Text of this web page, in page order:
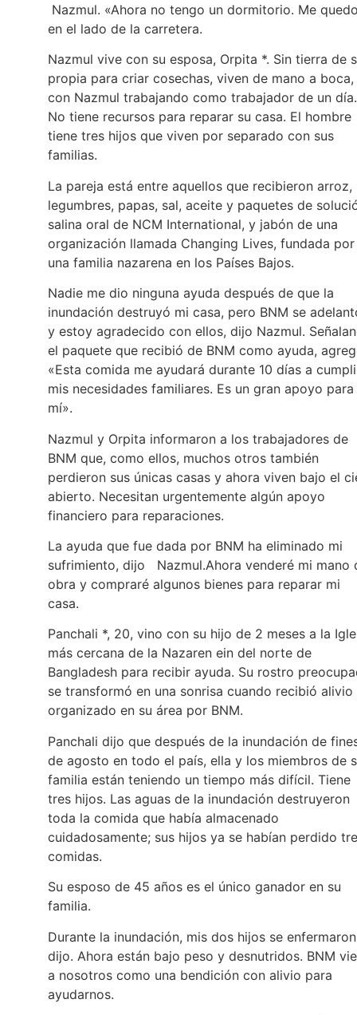
Nazmul. «Ahora no tengo un dormitorio. Me
en el lado de la carretera.
Nazmul vive con su esposa, Orpita *. Sin tierra de
propia para criar cosechas, viven de mano a boca,
con Nazmul trabajando como trabajador de un día.
No tiene recursos para reparar su casa. El hombre
tiene tres hijos que viven por separado con sus
familias.
La pareja está entre aquellos que recibieron arroz,
legumbres, papas, sal, aceite y paquetes de
salina oral de NCM International, y jabón de una
organización llamada Changing Lives, fundada por
una familia nazarena en los Países Bajos.
Nadie me dio ninguna ayuda después de que la
inundación destruyó mi casa, pero BNM se
y estoy agradecido con ellos, dijo Nazmul.
el paquete que recibió de BNM como ayuda,
«Esta comida me ayudará durante 10 días a
mis necesidades familiares. Es un gran apoyo para
mí».
Nazmul y Orpita informaron a los trabajadores de
BNM que, como ellos, muchos otros también
perdieron sus únicas casas y ahora viven bajo el
abierto. Necesitan urgentemente algún apoyo
financiero para reparaciones.
La ayuda que fue dada por BNM ha eliminado mi
sufrimiento, dijo Nazmul.Ahora venderé mi mano
obra y compraré algunos bienes para reparar mi
casa.
Panchali *, 20, vino con su hijo de 2 meses a la
más cercana de la Nazaren ein del norte de
Bangladesh para recibir ayuda. Su rostro
se transformó en una sonrisa cuando recibió alivio
organizado en su área por BNM.
Panchali dijo que después de la inundación de
de agosto en todo el país, ella y los miembros de
familia están teniendo un tiempo más difícil. Tiene
tres hijos. Las aguas de la inundación destruyeron
toda la comida que había almacenado
cuidadosamente; sus hijos ya se habían perdido
comidas.
Su esposo de 45 años es el único ganador en su
familia.
Durante la inundación, mis dos hijos se
dijo. Ahora están bajo peso y desnutridos. BNM
a nosotros como una bendición con alivio para
ayudarnos.